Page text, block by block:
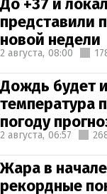
представили
новой недели
2 августа, 08:00
Дождь будет
температура
погоду
2 августа, 06:57
Жара в
рекордные